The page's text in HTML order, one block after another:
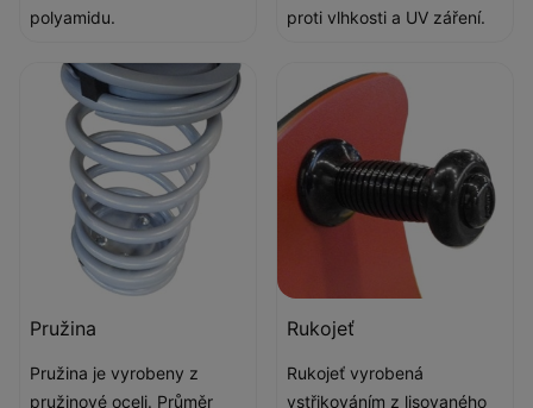
polyamidu.
proti vlhkosti a UV záření.
Pružina
Pružina je vyrobeny z
pružinové oceli. Průměr
Rukojeť
Rukojeť vyrobená
vstřikováním z lisovaného